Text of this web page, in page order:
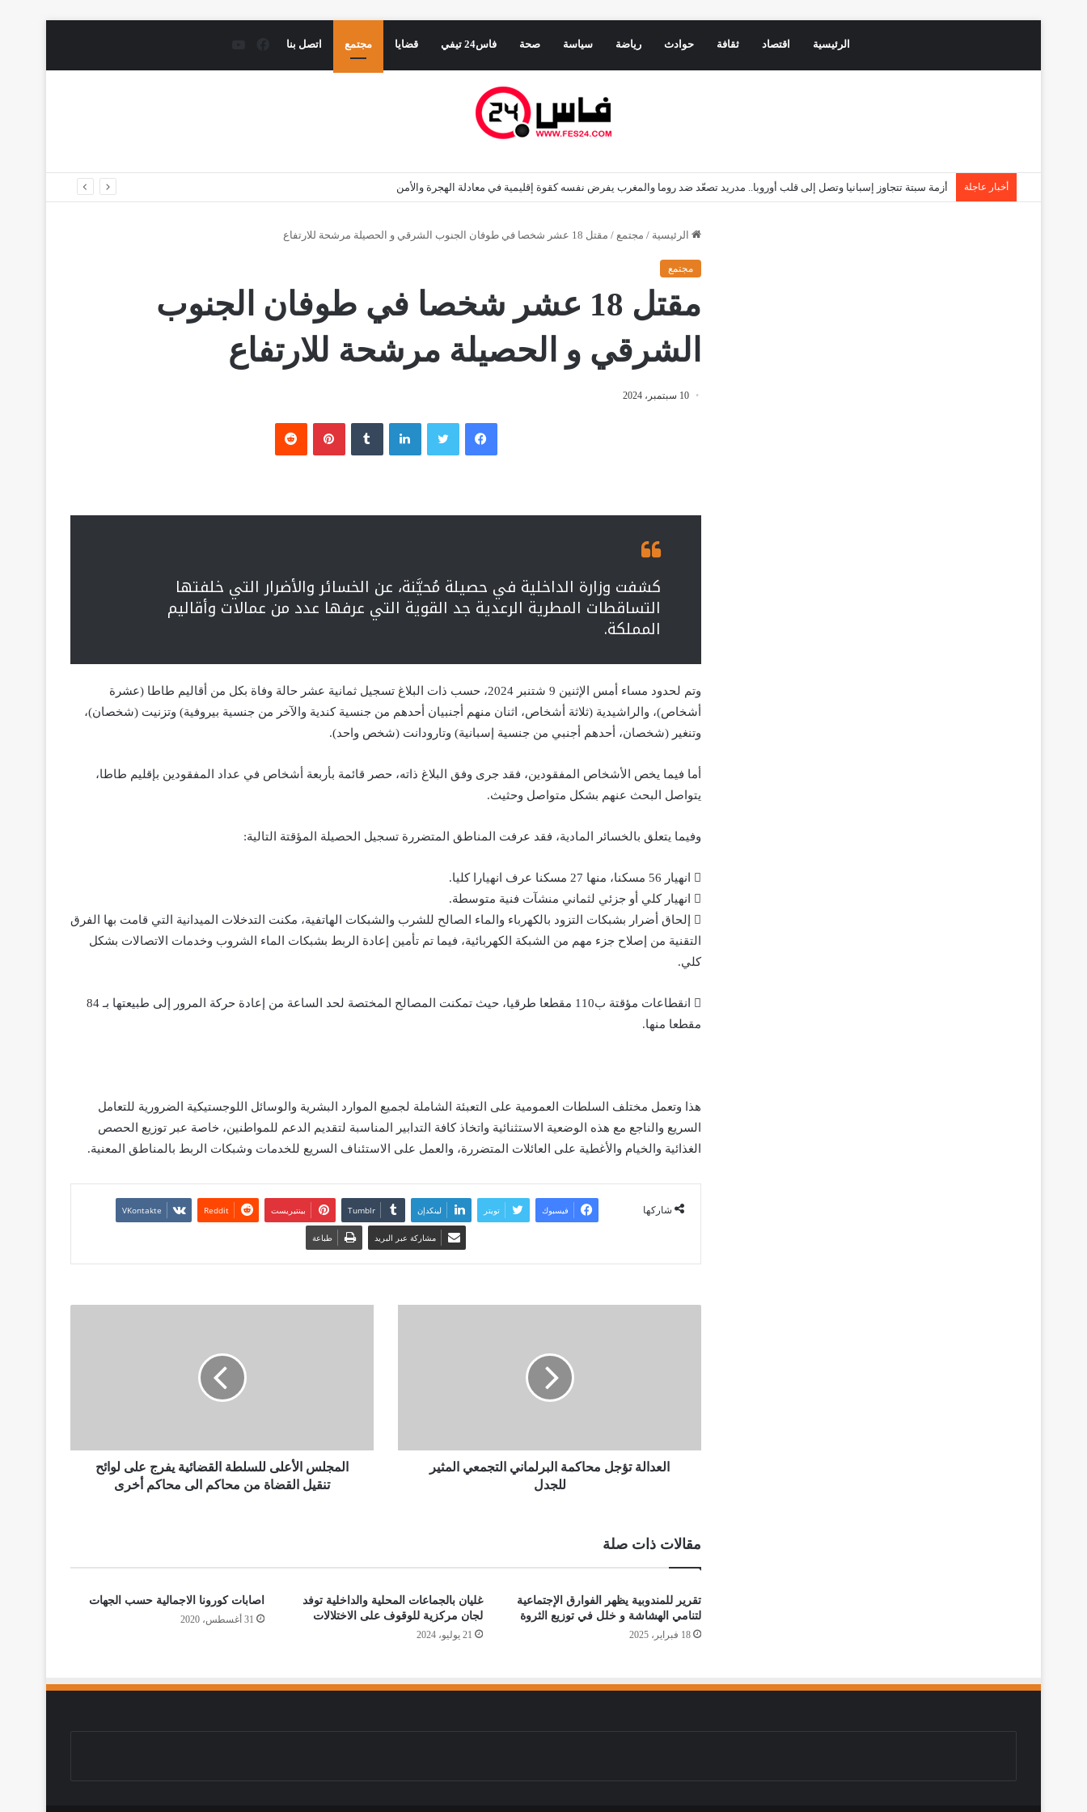
الرئيسية اقتصاد ثقافة حوادث رياضة سياسة صحة فاس24 تيفي قضايا مجتمع اتصل بنا
أخبار عاجلة أزمة سبتة تتجاوز إسبانيا وتصل إلى قلب أوروبا.. مدريد تصعّد ضد روما والمغرب يفرض نفسه كقوة إقليمية في معادلة الهجرة والأمن
الرئيسية / مجتمع / مقتل 18 عشر شخصا في طوفان الجنوب الشرقي و الحصيلة مرشحة للارتفاع
مجتمع
مقتل 18 عشر شخصا في طوفان الجنوب
الشرقي و الحصيلة مرشحة للارتفاع
10 سبتمبر، 2024
فيسبوك تويتر لينكدإن بينتيريست
كشفت وزارة الداخلية في حصيلة مُحيَّنة، عن الخسائر والأضرار التي خلفتها
التساقطات المطرية الرعدية جد القوية التي عرفها عدد من عمالات وأقاليم
المملكة.
وتم لحدود مساء أمس الإثنين 9 شتنبر 2024، حسب ذات البلاغ تسجيل ثمانية عشر حالة وفاة بكل من أقاليم طاطا (عشرة
أشخاص)، والراشيدية (ثلاثة أشخاص، اثنان منهم أجنبيان أحدهم من جنسية كندية والآخر من جنسية بيروفية) وتزنيت (شخصان)،
وتنغير (شخصان، أحدهم أجنبي من جنسية إسبانية) وتارودانت (شخص واحد).
أما فيما يخص الأشخاص المفقودين، فقد جرى وفق البلاغ ذاته، حصر قائمة بأربعة أشخاص في عداد المفقودين بإقليم طاطا،
يتواصل البحث عنهم بشكل متواصل وحثيث.
وفيما يتعلق بالخسائر المادية، فقد عرفت المناطق المتضررة تسجيل الحصيلة المؤقتة التالية:
 انهيار 56 مسكنا، منها 27 مسكنا عرف انهيارا كليا.
 انهيار كلي أو جزئي لثماني منشآت فنية متوسطة.
 إلحاق أضرار بشبكات التزود بالكهرباء والماء الصالح للشرب والشبكات الهاتفية، مكنت التدخلات الميدانية التي قامت بها الفرق
التقنية من إصلاح جزء مهم من الشبكة الكهربائية، فيما تم تأمين إعادة الربط بشبكات الماء الشروب وخدمات الاتصالات بشكل
كلي.
 انقطاعات مؤقتة ب110 مقطعا طرقيا، حيث تمكنت المصالح المختصة لحد الساعة من إعادة حركة المرور إلى طبيعتها بـ 84
مقطعا منها.
هذا وتعمل مختلف السلطات العمومية على التعبئة الشاملة لجميع الموارد البشرية والوسائل اللوجستيكية الضرورية للتعامل
السريع والناجع مع هذه الوضعية الاستثنائية واتخاذ كافة التدابير المناسبة لتقديم الدعم للمواطنين، خاصة عبر توزيع الحصص
الغذائية والخيام والأغطية على العائلات المتضررة، والعمل على الاستئناف السريع للخدمات وشبكات الربط بالمناطق المعنية.
شاركها فيسبوك تويتر لينكدإن بينتيريست
مشاركة عبر البريد طباعة
العدالة تؤجل محاكمة البرلماني التجمعي المثير
للجدل
المجلس الأعلى للسلطة القضائية يفرج على لوائح
تنقيل القضاة من محاكم الى محاكم أخرى
مقالات ذات صلة
تقرير للمندوبية يظهر الفوارق الإجتماعية
لتنامي الهشاشة و خلل في توزيع الثروة
18 فبراير، 2025
غليان بالجماعات المحلية والداخلية توفد
لجان مركزية للوقوف على الاختلالات
21 يوليو، 2024
اصابات كورونا الاجمالية حسب الجهات
31 أغسطس، 2020